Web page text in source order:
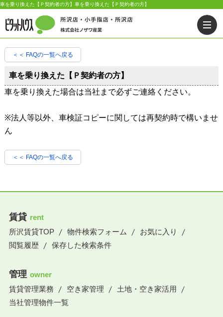
車を乗り換えた【Ｐ契約者の方】車を乗り換えた【Ｐ契約者の方】
＜＜ FAQの一覧へ戻る
車を乗り換えた【Ｐ契約者の方】
車を乗り換えた場合は当社まで必ずご連絡ください。
※法人等以外、車検証コピーに関しては再契約時で構いませ
ん
＜＜ FAQの一覧へ戻る
賃貸 rent
所沢賃貸TOP
物件検索フォーム
お気に入り
閲覧履歴
保存した検索条件
管理 owner
賃貸管理業務
空き家管理
土地・空き家活用
当社管理物件一覧